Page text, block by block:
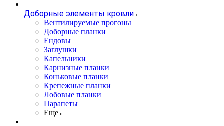
Доборные элементы кровли
Вентилируемые прогоны
Доборные планки
Ендовы
Заглушки
Капельники
Карнизные планки
Коньковые планки
Крепежные планки
Лобовые планки
Парапеты
Еще